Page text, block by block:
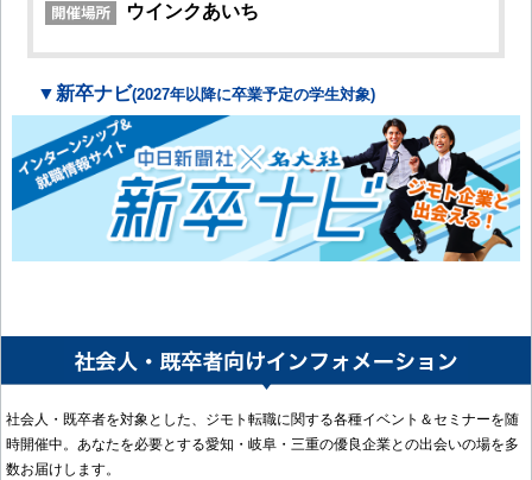
ウインクあいち
▼新卒ナビ(2027年以降に卒業予定の学生対象)
社会人・既卒者を対象とした、ジモト転職に関する各種イベント＆セミナーを随
時開催中。あなたを必要とする愛知・岐阜・三重の優良企業との出会いの場を多
数お届けします。